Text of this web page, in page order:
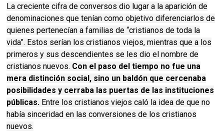
La creciente cifra de conversos dio lugar a la aparición de
denominaciones que tenían como objetivo diferenciarlos de
quienes pertenecían a familias de “cristianos de toda la
vida”. Estos serían los cristianos viejos, mientras que a los
primeros y sus descendientes se les dio el nombre de
cristianos nuevos. Con el paso del tiempo no fue una
mera distinción social, sino un baldón que cercenaba
posibilidades y cerraba las puertas de las instituciones
públicas. Entre los cristianos viejos caló la idea de que no
había sinceridad en las conversiones de los cristianos
nuevos.